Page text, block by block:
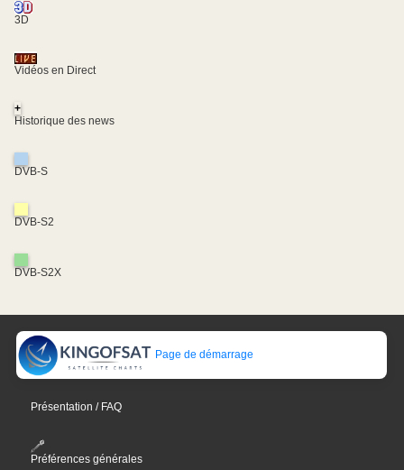
3D
Vidéos en Direct
+
Historique des news
DVB-S
DVB-S2
DVB-S2X
Page de démarrage
Présentation / FAQ
Préférences générales